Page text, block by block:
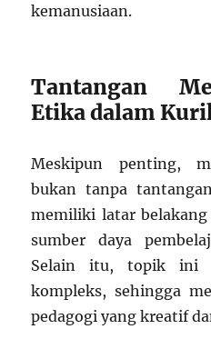
kemanusiaan.
Tantangan
Etika dalam
Meskipun penting,
bukan tanpa
memiliki latar
sumber daya
Selain itu, topik ini
kompleks, sehingga
pedagogi yang kreatif